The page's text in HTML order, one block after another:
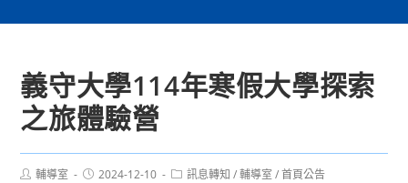
義守大學114年寒假大學探索
之旅體驗營
Post輔導室
Post2024-12-10
Post訊息轉知 / 輔導室 / 首頁公告